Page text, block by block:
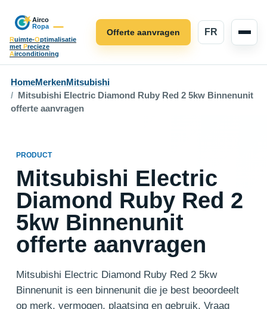
Ruimte-Optimalisatie
met Precieze
Airconditioning
FR
Offerte aanvragen
HomeMerkenMitsubishi
Mitsubishi Electric Diamond Ruby Red 2 5kw Binnenunit
offerte aanvragen
PRODUCT
Mitsubishi Electric
Diamond Ruby Red 2
5kw Binnenunit
offerte aanvragen
Mitsubishi Electric Diamond Ruby Red 2 5kw
Binnenunit is een binnenunit die je best beoordeelt
op merk, vermogen, plaatsing en gebruik. Vraag